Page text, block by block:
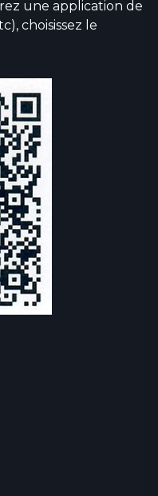
une application de
choisissez le